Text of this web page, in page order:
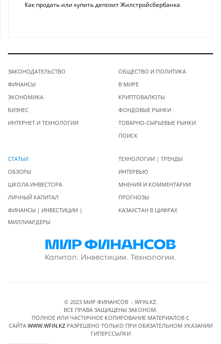
Как продать или купить депозит Жилстройсбербанка
ЗАКОНОДАТЕЛЬСТВО
ФИНАНСЫ
ЭКОНОМИКА
БИЗНЕС
ИНТЕРНЕТ И ТЕХНОЛОГИИ
ОБЩЕСТВО И ПОЛИТИКА
В МИРЕ
КРИПТОВАЛЮТЫ
ФОНДОВЫЕ РЫНКИ
ТОВАРНО-СЫРЬЕВЫЕ РЫНКИ
ПОИСК
СТАТЬИ
ОБЗОРЫ
ШКОЛА ИНВЕСТОРА
ЛИЧНЫЙ КАПИТАЛ
ФИНАНСЫ | ИНВЕСТИЦИИ |
МИЛЛИАРДЕРЫ
ТЕХНОЛОГИИ | ТРЕНДЫ
ИНТЕРВЬЮ
МНЕНИЯ И КОММЕНТАРИИ
ПРОГНОЗЫ
КАЗАХСТАН В ЦИФРАХ
© 2023 МИР ФИНАНСОВ - WFIN.KZ.
ВСЕ ПРАВА ЗАЩИЩЕНЫ ЗАКОНОМ.
ПОЛНОЕ ИЛИ ЧАСТИЧНОЕ КОПИРОВАНИЕ МАТЕРИАЛОВ C
САЙТА WWW.WFIN.KZРАЗРЕШЕНО ТОЛЬКО ПРИ ОБЯЗАТЕЛЬНОМ УКАЗАНИИ
ГИПЕРССЫЛКИ